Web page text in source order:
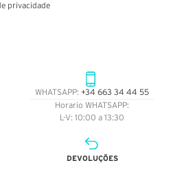
privacidade
WHATSAPP: +34 663 34 44 55
Horario WHATSAPP:
L-V: 10:00 a 13:30
DEVOLUÇÕES